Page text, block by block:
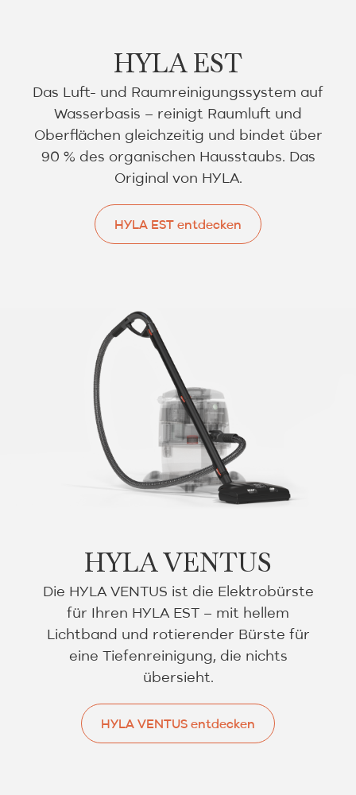
HYLA EST
Das Luft- und Raumreinigungssystem auf
Wasserbasis – reinigt Raumluft und
Oberflächen gleichzeitig und bindet über
90 % des organischen Hausstaubs. Das
Original von HYLA.
HYLA EST entdecken
HYLA VENTUS
Die HYLA VENTUS ist die Elektrobürste
für Ihren HYLA EST – mit hellem
Lichtband und rotierender Bürste für
eine Tiefenreinigung, die nichts
übersieht.
HYLA VENTUS entdecken